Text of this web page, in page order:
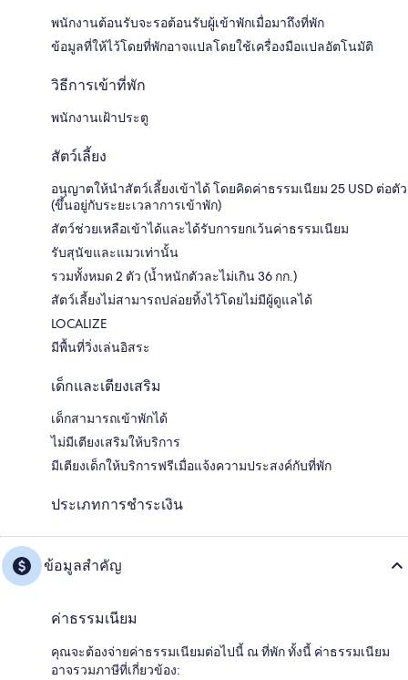
พนักงานต้อนรับจะรอต้อนรับผู้เข้าพักเมื่อมาถึงที่พัก
ข้อมูลที่ให้ไว้โดยที่พักอาจแปลโดยใช้เครื่องมือแปลอัตโนมัติ
วิธีการเข้าที่พัก
พนักงานเฝ้าประตู
สัตว์เลี้ยง
อนุญาตให้นำสัตว์เลี้ยงเข้าได้ โดยคิดค่าธรรมเนียม 25 USD ต่อตัว
(ขึ้นอยู่กับระยะเวลาการเข้าพัก)
สัตว์ช่วยเหลือเข้าได้และได้รับการยกเว้นค่าธรรมเนียม
รับสุนัขและแมวเท่านั้น
รวมทั้งหมด 2 ตัว (น้ำหนักตัวละไม่เกิน 36 กก.)
สัตว์เลี้ยงไม่สามารถปล่อยทิ้งไว้โดยไม่มีผู้ดูแลได้
LOCALIZE
มีพื้นที่วิ่งเล่นอิสระ
เด็กและเตียงเสริม
เด็กสามารถเข้าพักได้
ไม่มีเตียงเสริมให้บริการ
มีเตียงเด็กให้บริการฟรีเมื่อแจ้งความประสงค์กับที่พัก
ประเภทการชำระเงิน
ข้อมูลสำคัญ
ค่าธรรมเนียม
คุณจะต้องจ่ายค่าธรรมเนียมต่อไปนี้ ณ ที่พัก ทั้งนี้ ค่าธรรมเนียม
อาจรวมภาษีที่เกี่ยวข้อง: